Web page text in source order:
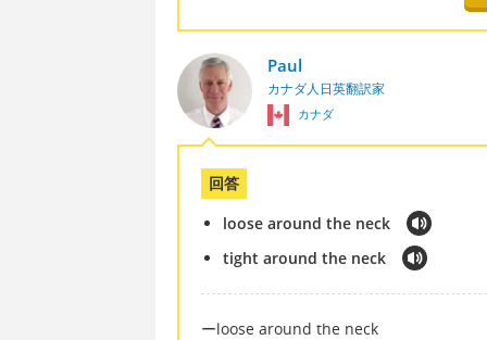
Paul
カナダ人日英翻訳家
カナダ
回答
loose around the neck
tight around the neck
ーloose around the neck